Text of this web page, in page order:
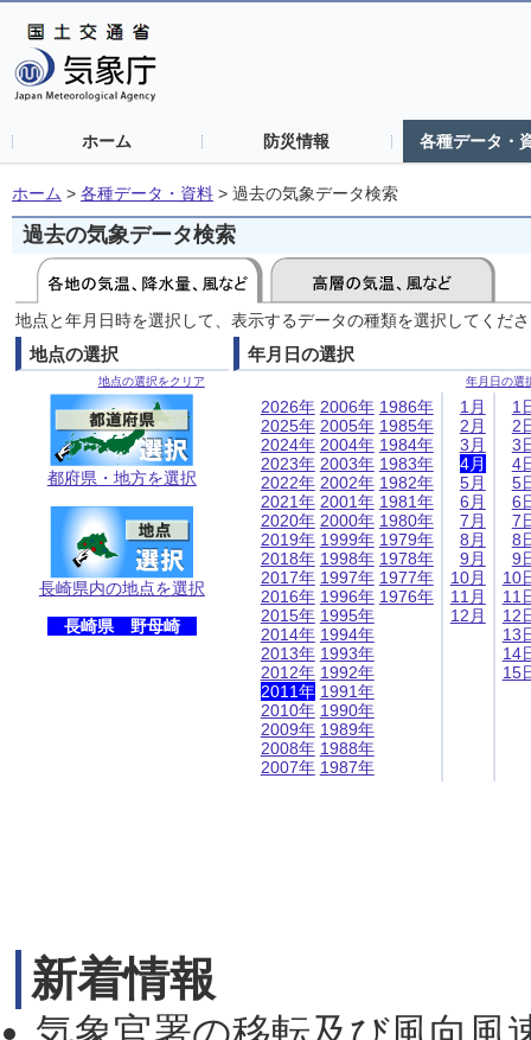
ホーム 防災情報 各種データ・
ホーム > 各種データ・資料 > 過去の気象データ検索
過去の気象データ検索
地点と年月日時を選択して、表示するデータの種類を選択してくだ
地点の選択
地点の選択をクリア
都府県・地方を選択
長崎県内の地点を選択
長崎県 野母崎
年月日の選択
年月日の選
2026年
2025年
2024年
2023年
2022年
2021年
2020年
2019年
2018年
2017年
2016年
2015年
2014年
2013年
2012年
2011年
2010年
2009年
2008年
2007年
2006年
2005年
2004年
2003年
2002年
2001年
2000年
1999年
1998年
1997年
1996年
1995年
1994年
1993年
1992年
1991年
1990年
1989年
1988年
1987年
1986年
1985年
1984年
1983年
1982年
1981年
1980年
1979年
1978年
1977年
1976年
1月
2月
3月
4月
5月
6月
7月
8月
9月
10月
11月
12月
1
2
3
4
5
6
7
8
9
10
11
12
13
14
15
新着情報